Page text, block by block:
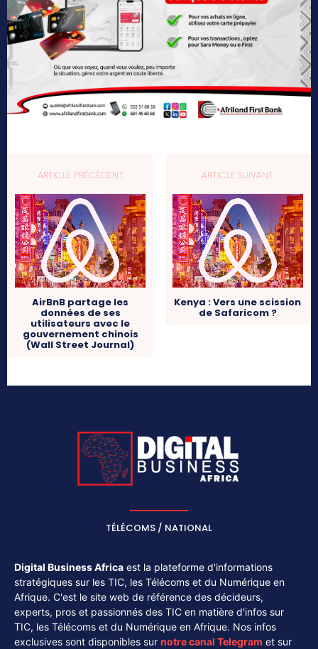
ARTICLE PRÉCÉDENT
AirBnB partage les
données de ses
utilisateurs avec le
gouvernement chinois
(Wall Street Journal)
ARTICLE SUIVANT
Kenya : Vers une scission
de Safaricom ?
TÉLÉCOMS / NATIONAL
Digital Business Africa est la plateforme d'informations
stratégiques sur les TIC, les Télécoms et du Numérique en
Afrique. C'est le site web de référence des décideurs,
experts, pros et passionnés des TIC en matière d'infos sur
TIC, les Télécoms et du Numérique en Afrique. Nos infos
exclusives sont disponibles sur notre canal Telegram et sur